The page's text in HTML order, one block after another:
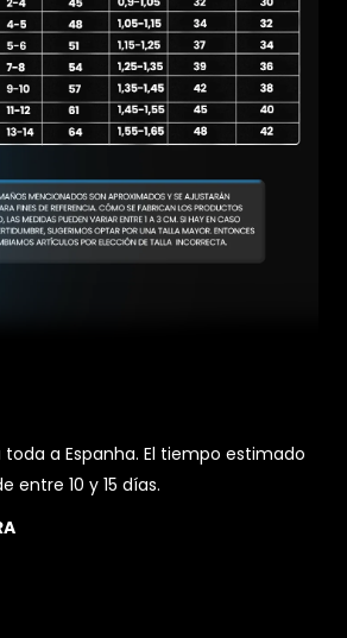
toda a Espanha. El tiempo estimado
entre 10 y 15 días.